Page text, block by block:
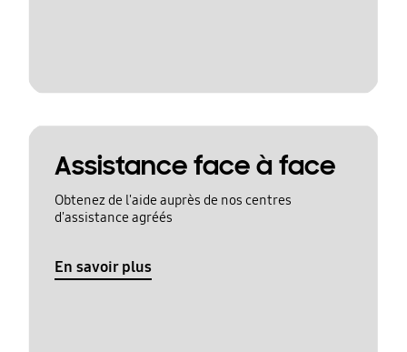
Assistance face à face
Obtenez de l'aide auprès de nos centres
d'assistance agréés
En savoir plus